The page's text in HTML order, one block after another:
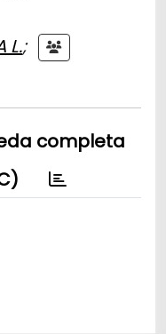
L.;
completa